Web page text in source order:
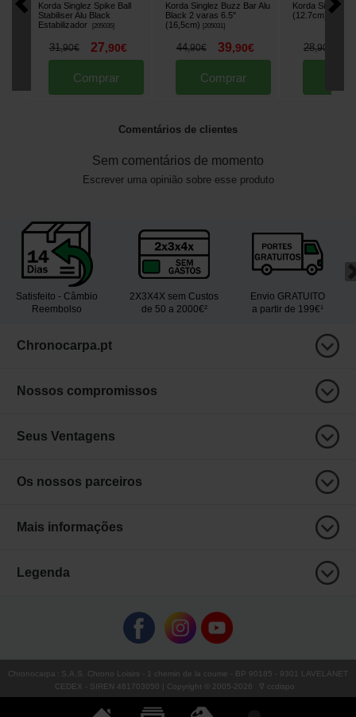
Korda Singlez Spike Ball
Stabiliser Alu Black
Estabilizador
[205035]
31,90€ 27,90€
Comprar
Korda Singlez Buzz Bar Alu
Black 2 varas 6.5"
(16,5cm)
[205031]
44,90€ 39,90€
Comprar
Korda Singlez
(12.7cm)
28,90
Comentários de clientes
Sem comentários de momento
Escrever uma opinião sobre esse produto
Satisfeito - Câmbio
Reembolso
2X3X4X sem Custos
de 50 a 2000€²
Envio GRATUITO
a partir de 199€¹
Chronocarpa.pt
Nossos compromissos
Seus Ventagens
Os nossos parceiros
Mais informações
Legenda
Chronocarpa : S.A.S. Chrono Loisirs - 1 chemin de la coume - BP 90185 - 9301 LAVELANET
CEDEX - SIREN 481703050 | Copyright © 2005-2026 ∇ ccdispo